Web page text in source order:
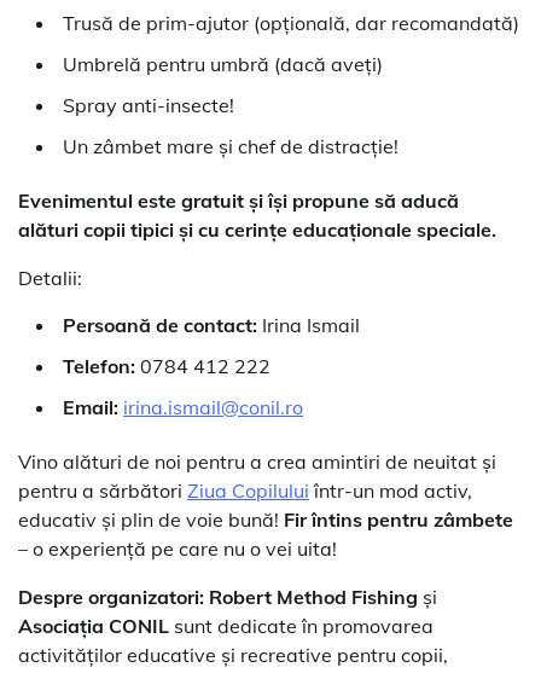
Trusă de prim-ajutor (opțională, dar recomandată)
Umbrelă pentru umbră (dacă aveți)
Spray anti-insecte!
Un zâmbet mare și chef de distracție!
Evenimentul este gratuit și își propune să aducă
alături copii tipici și cu cerințe educaționale speciale.
Detalii:
Persoană de contact: Irina Ismail
Telefon: 0784 412 222
Email: irina.ismail@conil.ro
Vino alături de noi pentru a crea amintiri de neuitat și
pentru a sărbători Ziua Copilului într-un mod activ,
educativ și plin de voie bună! Fir întins pentru zâmbete
– o experiență pe care nu o vei uita!
Despre organizatori: Robert Method Fishing și
Asociația CONIL sunt dedicate în promovarea
activităților educative și recreative pentru copii,